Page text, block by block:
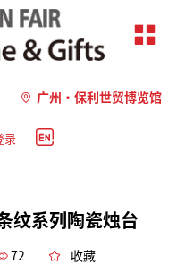
广州·保利世贸博览馆
录
纹系列陶瓷烛台
72 收藏